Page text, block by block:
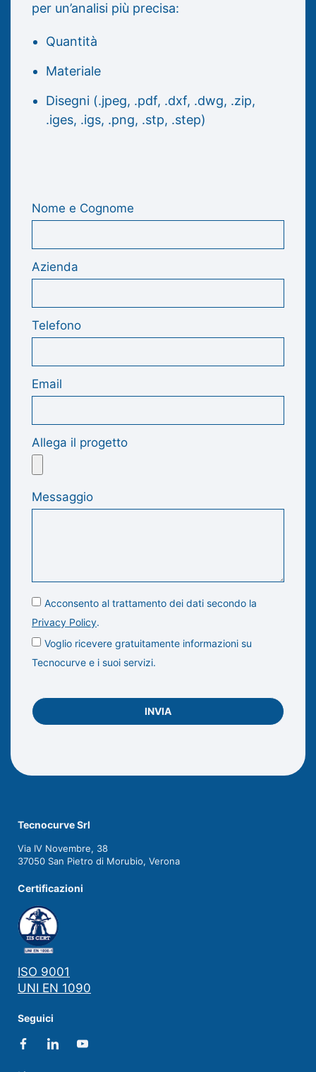
per un’analisi più precisa:
Quantità
Materiale
Disegni (.jpeg, .pdf, .dxf, .dwg, .zip,
.iges, .igs, .png, .stp, .step)
Nome e Cognome
Azienda
Telefono
Email
Allega il progetto
Messaggio
Acconsento al trattamento dei dati secondo la
Privacy Policy.
Voglio ricevere gratuitamente informazioni su
Tecnocurve e i suoi servizi.
INVIA
Tecnocurve Srl
Via IV Novembre, 38
37050 San Pietro di Morubio, Verona
Certificazioni
ISO 9001
UNI EN 1090
Seguici